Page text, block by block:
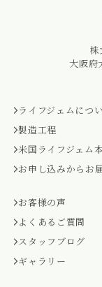
株
大阪府
ライフジェムにつ
製造工程
米国ライフジェム
お申し込みからお
お客様の声
よくあるご質問
スタッフブログ
ギャラリー